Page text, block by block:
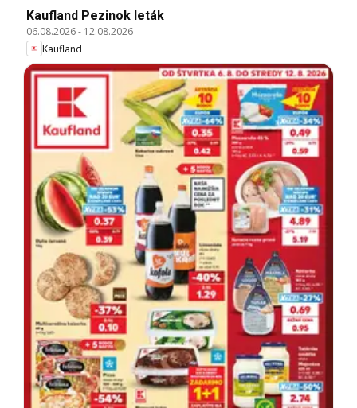
Kaufland Pezinok leták
06.08.2026- 12.08.2026
Kaufland